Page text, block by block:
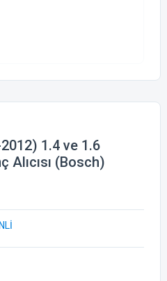
1.4 ve 1.6
Alıcısı (Bosch)